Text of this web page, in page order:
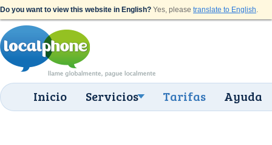
Do you want to view this website in English? Yes, please translate to English.
Inicio Servicios Tarifas Ayuda